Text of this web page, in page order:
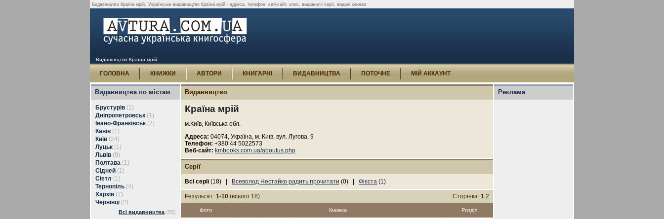
Видавництво Країна мрій. Українське видавництво Країна мрій - адреса, телефон, веб-сайт, опис, видавничі серії, видані книжки
Видавництво Країна мрій
ГОЛОВНА КНИЖКИ АВТОРИ КНИГАРНІ ВИДАВНИЦТВА ПОТОЧНЕ МІЙ АККАУНТ
Видавництва по містам
Брустурів (1)
Дніпропетровськ (1)
Івано-Франківськ (2)
Канів (1)
Київ (24)
Луцьк (1)
Львів (9)
Полтава (1)
Сідней (1)
Сіетл (1)
Тернопіль (4)
Харків (7)
Чернівці (2)
Всі видавництва (55)
Видавництво
Країна мрій
м.Київ, Київська обл.
Адреса: 04074, Україна, м. Київ, вул. Лугова, 9
Телефон: +380 44 5022573
Веб-сайт: kmbooks.com.ua/aboutus.php
Серії
Всі серії(18) | Всеволод Нестайко радить прочитати (0) | Фієста (1)
Результат: 1-10 (всього 18) Сторінка: 1 2
Фото Книжка Розділ
Реклама